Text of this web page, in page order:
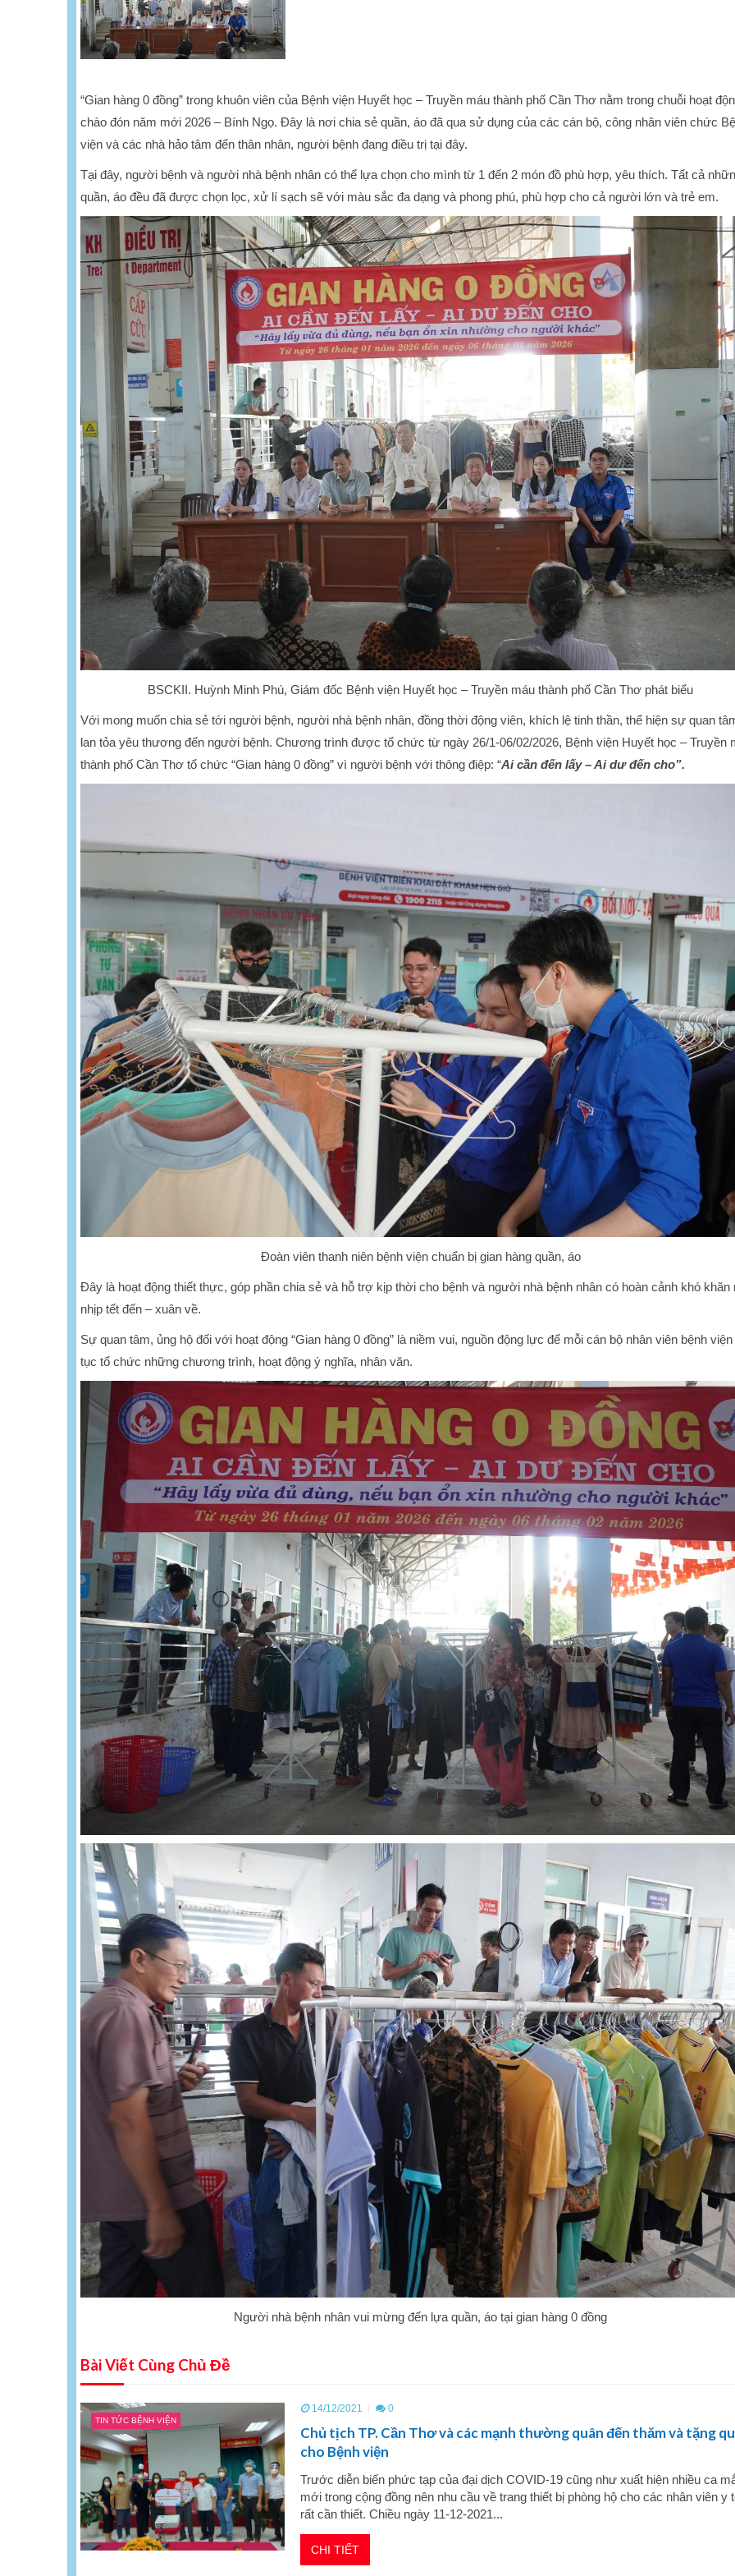
“Gian hàng 0 đồng” trong khuôn viên của Bệnh viện Huyết học – Truyền máu thành phố Cần Thơ nằm trong chuỗi hoạt
chào đón năm mới 2026 – Bính Ngọ. Đây là nơi chia sẻ quần, áo đã qua sử dụng của các cán bộ, công nhân viên chức
viện và các nhà hảo tâm đến thân nhân, người bệnh đang điều trị tại đây.
Tại đây, người bệnh và người nhà bệnh nhân có thể lựa chọn cho mình từ 1 đến 2 món đồ phù hợp, yêu thích. Tất cả
quần, áo đều đã được chọn lọc, xử lí sạch sẽ với màu sắc đa dạng và phong phú, phù hợp cho cả người lớn và trẻ em.
BSCKII. Huỳnh Minh Phú, Giám đốc Bệnh viện Huyết học – Truyền máu thành phố Cần Thơ phát biểu
Với mong muốn chia sẻ tới người bệnh, người nhà bệnh nhân, đồng thời động viên, khích lệ tinh thần, thể hiện sự quan
lan tỏa yêu thương đến người bệnh. Chương trình được tổ chức từ ngày 26/1-06/02/2026, Bệnh viện Huyết học – Truyền
thành phố Cần Thơ tổ chức “Gian hàng 0 đồng” vì người bệnh với thông điệp: “Ai cần đến lấy – Ai dư đến cho”.
Đoàn viên thanh niên bệnh viện chuẩn bị gian hàng quần, áo
Đây là hoạt động thiết thực, góp phần chia sẻ và hỗ trợ kịp thời cho bệnh và người nhà bệnh nhân có hoàn cảnh khó khăn
nhịp tết đến – xuân về.
Sự quan tâm, ủng hộ đối với hoạt động “Gian hàng 0 đồng” là niềm vui, nguồn động lực để mỗi cán bộ nhân viên bệnh viện
tục tổ chức những chương trình, hoạt động ý nghĩa, nhân văn.
Người nhà bệnh nhân vui mừng đến lựa quần, áo tại gian hàng 0 đồng
Bài Viết Cùng Chủ Đề
TIN TỨC BỆNH VIỆN
14/12/2021 0
Chủ tịch TP. Cần Thơ và các mạnh thường quân đến thăm và tặng
cho Bệnh viện
Trước diễn biến phức tạp của đại dịch COVID-19 cũng như xuất hiện nhiều ca
mới trong cộng đồng nên nhu cầu về trang thiết bị phòng hộ cho các nhân viên y
rất cần thiết. Chiều ngày 11-12-2021...
CHI TIẾT